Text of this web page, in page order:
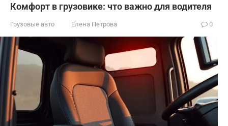
Комфорт в грузовике: что важно для водителя
Грузовые авто Елена Петрова 0